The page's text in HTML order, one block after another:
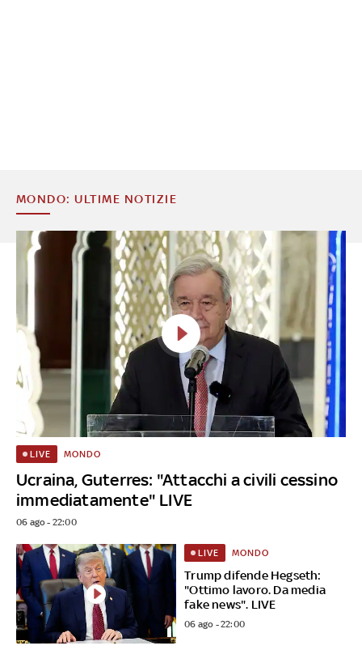
MONDO: ULTIME NOTIZIE
Ucraina, Guterres: "Attacchi a civili cessino
immediatamente" LIVE
LIVE MONDO
06 ago - 22:00
Trump difende Hegseth:
"Ottimo lavoro. Da media
fake news". LIVE
LIVE MONDO
06 ago - 22:00